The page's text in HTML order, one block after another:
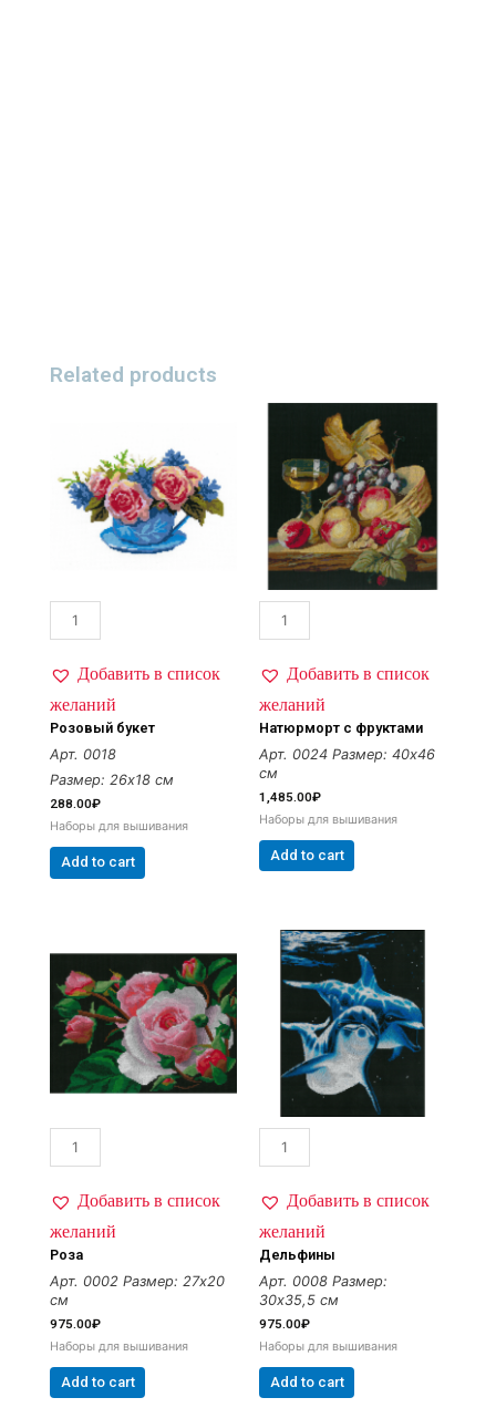
Related products
Добавить в список
желаний
Розовый букет
Арт. 0018
Размер: 26х18 см
288.00₽
Наборы для вышивания
Add to cart
Добавить в список
желаний
Натюрморт с фруктами
Арт. 0024 Размер: 40х46
см
1,485.00₽
Наборы для вышивания
Add to cart
Добавить в список
желаний
Роза
Арт. 0002 Размер: 27х20
см
975.00₽
Наборы для вышивания
Add to cart
Добавить в список
желаний
Дельфины
Арт. 0008 Размер:
30х35,5 см
975.00₽
Наборы для вышивания
Add to cart